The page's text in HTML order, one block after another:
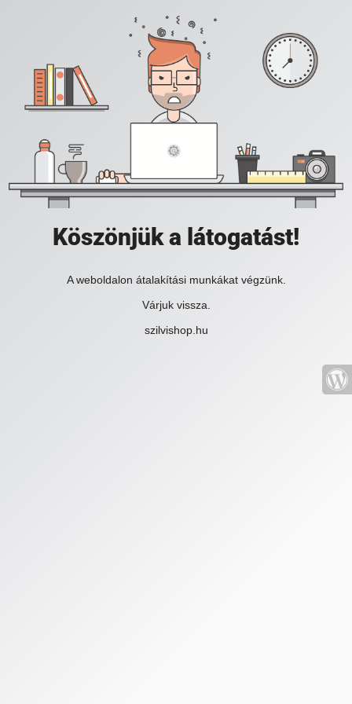
Köszönjük a látogatást!
A weboldalon átalakítási munkákat végzünk.
Várjuk vissza.
szilvishop.hu